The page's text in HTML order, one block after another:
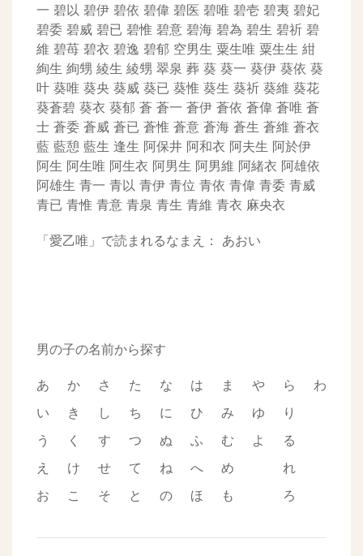
一 碧以 碧伊 碧依 碧偉 碧医 碧唯 碧壱 碧夷 碧妃
碧委 碧威 碧已 碧惟 碧意 碧海 碧為 碧生 碧祈 碧
維 碧苺 碧衣 碧逸 碧郁 空男生 粟生唯 粟生生 紺
絢生 絢甥 綾生 綾甥 翠泉 葬 葵 葵一 葵伊 葵依 葵
叶 葵唯 葵央 葵威 葵已 葵惟 葵生 葵祈 葵維 葵花
葵蒼碧 葵衣 葵郁 蒼 蒼一 蒼伊 蒼依 蒼偉 蒼唯 蒼
士 蒼委 蒼威 蒼已 蒼惟 蒼意 蒼海 蒼生 蒼維 蒼衣
藍 藍憩 藍生 逢生 阿保井 阿和衣 阿夫生 阿於伊
阿生 阿生唯 阿生衣 阿男生 阿男維 阿緒衣 阿雄依
阿雄生 青一 青以 青伊 青位 青依 青偉 青委 青威
青已 青惟 青意 青泉 青生 青維 青衣 麻央衣
「愛乙唯」で読まれるなまえ： あおい
男の子の名前から探す
あ
い
う
え
お
か
き
く
け
こ
さ
し
す
せ
そ
た
ち
つ
て
と
な
に
ぬ
ね
の
は
ひ
ふ
へ
ほ
ま
み
む
め
も
や
ゆ
よ
ら
り
る
れ
ろ
わ